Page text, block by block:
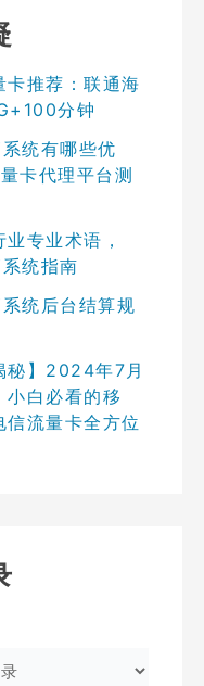
卡推荐：联通海
分钟
统有哪些优
卡代理平台测
专业术语，
统指南
统后台结算规
秘】2024年7月
小白必看的移
信流量卡全方位